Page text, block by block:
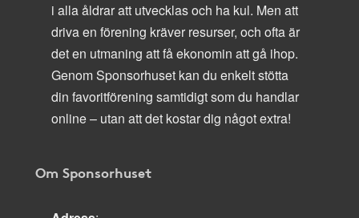
i alla åldrar att utvecklas och ha kul. Men att
driva en förening kräver resurser, och ofta är
det en utmaning att få ekonomin att gå ihop.
Genom Sponsorhuset kan du enkelt stötta
din favoritförening samtidigt som du handlar
online – utan att det kostar dig något extra!
Om Sponsorhuset